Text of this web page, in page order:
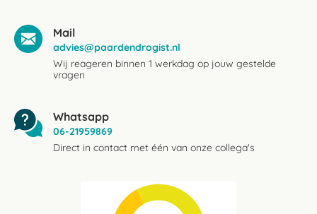
Mail
advies@paardendrogist.nl
Wij reageren binnen 1 werkdag op jouw gestelde
vragen
Whatsapp
06-21959869
Direct in contact met één van onze collega's